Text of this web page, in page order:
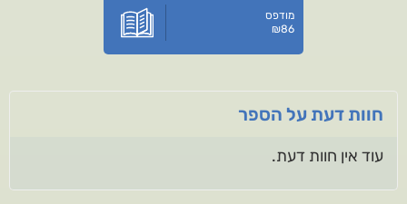
מודפס
₪86
חוות דעת על הספר
עוד אין חוות דעת.